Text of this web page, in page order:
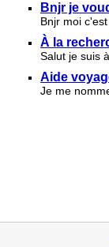
Bnjr je
Bnjr moi
À la
Salut je suis
Aide
Je me